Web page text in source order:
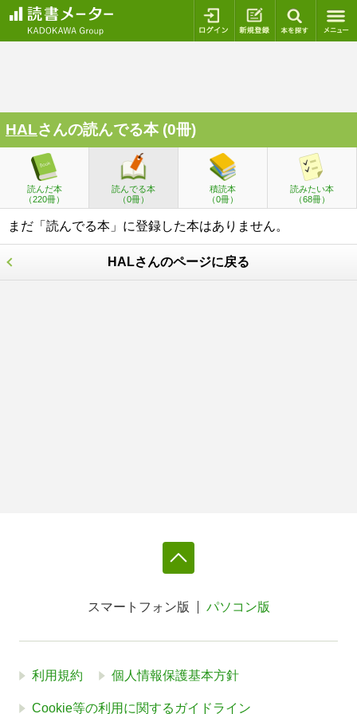
ログイン 新規登録
HALさんの読んでる本 (0冊)
読んだ本
（220冊）
読んでる本
（0冊）
積読本
（0冊）
読みたい本
（68冊）
まだ「読んでる本」に登録した本はありません。
HALさんのページに戻る
スマートフォン版 パソコン版
利用規約 個人情報保護基本方針
Cookie等の利用に関するガイドライン